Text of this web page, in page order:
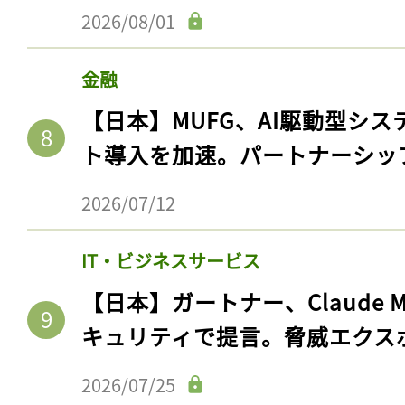
2026/08/01
金融
【日本】MUFG、AI駆動型シ
ト導入を加速。パートナーシ
2026/07/12
IT・ビジネスサービス
【日本】ガートナー、Claude
キュリティで提言。脅威エク
2026/07/25